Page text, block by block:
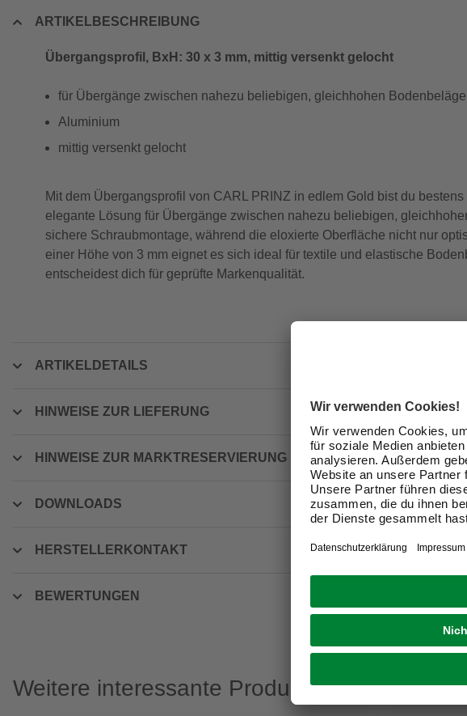
ARTIKELBESCHREIBUNG
Übergangsprofil, BxH: 30 x 3 mm, mittig versenkt gelocht
für Übergänge zwischen nahezu beliebigen, gleichhohen
Aluminium
mittig versenkt gelocht
Mit dem Übergangsprofil von CARL PRINZ in edlem Gold bist du
elegante Lösung für Übergänge zwischen nahezu beliebigen,
sichere Schraubmontage, während die eloxierte Oberfläche nicht nur
einer Höhe von 3 mm eignet es sich ideal für textile und elastische
entscheidest dich für geprüfte Markenqualität.
ARTIKELDETAILS
HINWEISE ZUR LIEFERUNG
HINWEISE ZUR MARKTRESERVIERUNG
DOWNLOADS
HERSTELLERKONTAKT
BEWERTUNGEN
Weitere interessante Produkte